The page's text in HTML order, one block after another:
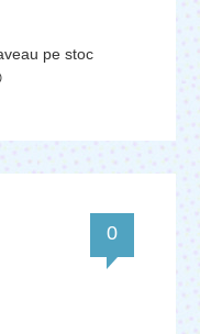
pe stoc
0